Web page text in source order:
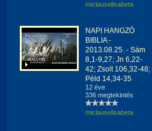
miclauselisabeta
NAPI HANGZÓ
BIBLIA -
2013.08.25. - Sám
8,1-9,27; Jn 6,22-
42; Zsolt 106,32-48;
Péld 14,34-35
12 éve
336 megtekintés
miclauselisabeta